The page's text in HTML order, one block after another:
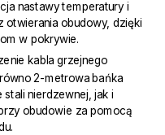
nastawy temperatury i
otwierania obudowy, dzięki
w pokrywie.
kabla grzejnego
2-metrowa bańka
stali nierdzewnej, jak i
obudowie za pomocą